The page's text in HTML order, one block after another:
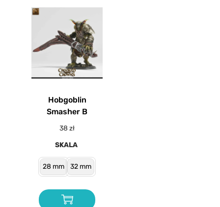
Hobgoblin
Smasher B
38 zł
SKALA
28 mm 32 mm